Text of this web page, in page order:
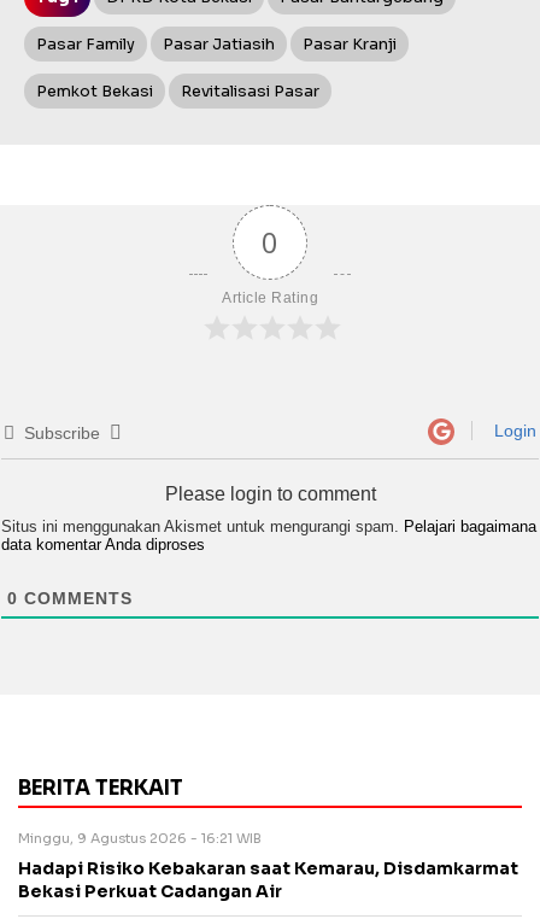
Pasar Family Pasar Jatiasih Pasar Kranji
Pemkot Bekasi Revitalisasi Pasar
0
Article Rating
Subscribe Login
Please login to comment
Situs ini menggunakan Akismet untuk mengurangi spam. Pelajari bagaimana
data komentar Anda diproses
0 COMMENTS
BERITA TERKAIT
Minggu, 9 Agustus 2026 - 16:21 WIB
Hadapi Risiko Kebakaran saat Kemarau, Disdamkarmat
Bekasi Perkuat Cadangan Air